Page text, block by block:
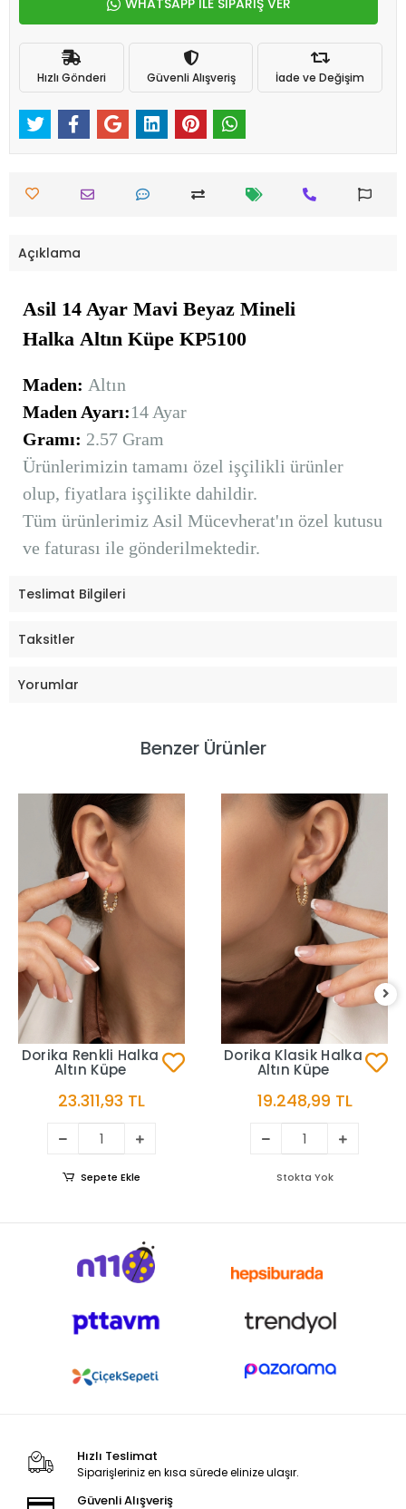
WHATSAPP İLE SİPARİŞ VER
Hızlı Gönderi Güvenli Alışveriş İade ve Değişim
Açıklama
Asil 14 Ayar Mavi Beyaz Mineli
Halka Altın Küpe KP5100
Maden: Altın
Maden Ayarı:14 Ayar
Gramı: 2.57 Gram
Ürünlerimizin tamamı özel işçilikli ürünler
olup, fiyatlara işçilikte dahildir.
Tüm ürünlerimiz Asil Mücevherat'ın özel kutusu
ve faturası ile gönderilmektedir.
Teslimat Bilgileri
Taksitler
Yorumlar
Benzer Ürünler
Dorika Renkli Halka
Altın Küpe
23.311,93 TL
Sepete Ekle
Dorika Klasik Halka
Altın Küpe
19.248,99 TL
Stokta Yok
Hızlı Teslimat
Siparişleriniz en kısa sürede elinize ulaşır.
Güvenli Alışveriş